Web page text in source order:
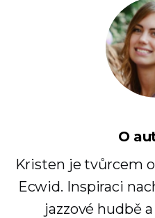
O
Kristen je tvůrcem
Ecwid. Inspiraci
jazzové hudbě